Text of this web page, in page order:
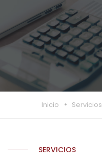
Inicio Servicios
SERVICIOS